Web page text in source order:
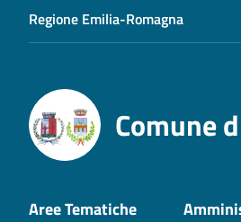
Regione Emilia-Romagna
Comune
Aree Tematiche
Home News Elezioni